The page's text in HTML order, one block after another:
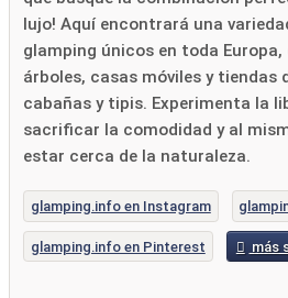
lujo! Aquí encontrará una
glamping únicos en toda Europa,
árboles, casas móviles y tiendas
cabañas y tipis. Experimenta la
sacrificar la comodidad y al
estar cerca de la naturaleza.
glamping.info en Instagram
glamping.info en Pinterest más